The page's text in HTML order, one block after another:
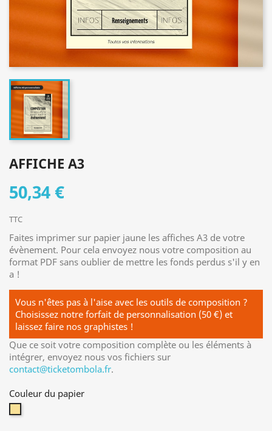
AFFICHE A3
50,34 €
TTC
Faites imprimer sur papier jaune les affiches A3 de votre
évènement. Pour cela envoyez nous votre composition au
format PDF sans oublier de mettre les fonds perdus s'il y en
a !
Vous n'êtes pas à l'aise avec les outils de composition ?
Choisissez notre forfait de personnalisation (50 €) et
laissez faire nos graphistes !
Que ce soit votre composition complète ou les éléments à
intégrer, envoyez nous vos fichiers sur
contact@ticketombola.fr.
Couleur du papier